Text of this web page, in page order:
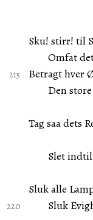
Sku! stirr! til
Omfat det
Betragt hver
Den store
Tag saa dets
Slet indtil
Sluk alle
Sluk